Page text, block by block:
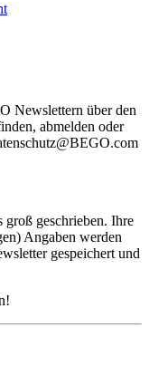
Newslettern über den
abmelden oder
groß geschrieben. Ihre
Angaben werden
gespeichert und